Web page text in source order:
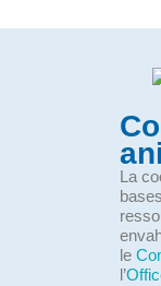
La
le
l’